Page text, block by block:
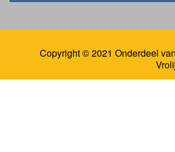
Copyright © 2021 Onderdeel van